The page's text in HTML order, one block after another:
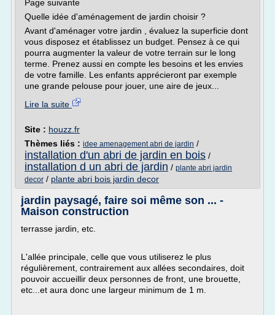
Page suivante
Quelle idée d'aménagement de jardin choisir ?
Avant d'aménager votre jardin , évaluez la superficie dont
vous disposez et établissez un budget. Pensez à ce qui
pourra augmenter la valeur de votre terrain sur le long
terme. Prenez aussi en compte les besoins et les envies
de votre famille. Les enfants apprécieront par exemple
une grande pelouse pour jouer, une aire de jeux...
Lire la suite
Site : houzz.fr
Thèmes liés : idee amenagement abri de jardin /
installation d'un abri de jardin en bois /
installation d un abri de jardin / plante abri jardin
decor / plante abri bois jardin decor
jardin paysagé, faire soi même son ... -
Maison construction
terrasse jardin, etc.
L'allée principale, celle que vous utiliserez le plus
régulièrement, contrairement aux allées secondaires, doit
pouvoir accueillir deux personnes de front, une brouette,
etc...et aura donc une largeur minimum de 1 m.